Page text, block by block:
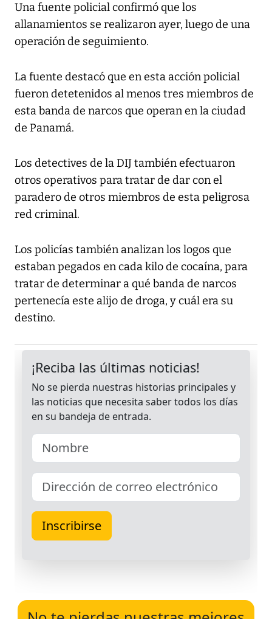
Una fuente policial confirmó que los
allanamientos se realizaron ayer, luego de una
operación de seguimiento.
La fuente destacó que en esta acción policial
fueron detetenidos al menos tres miembros de
esta banda de narcos que operan en la ciudad
de Panamá.
Los detectives de la DIJ también efectuaron
otros operativos para tratar de dar con el
paradero de otros miembros de esta peligrosa
red criminal.
Los policías también analizan los logos que
estaban pegados en cada kilo de cocaína, para
tratar de determinar a qué banda de narcos
pertenecía este alijo de droga, y cuál era su
destino.